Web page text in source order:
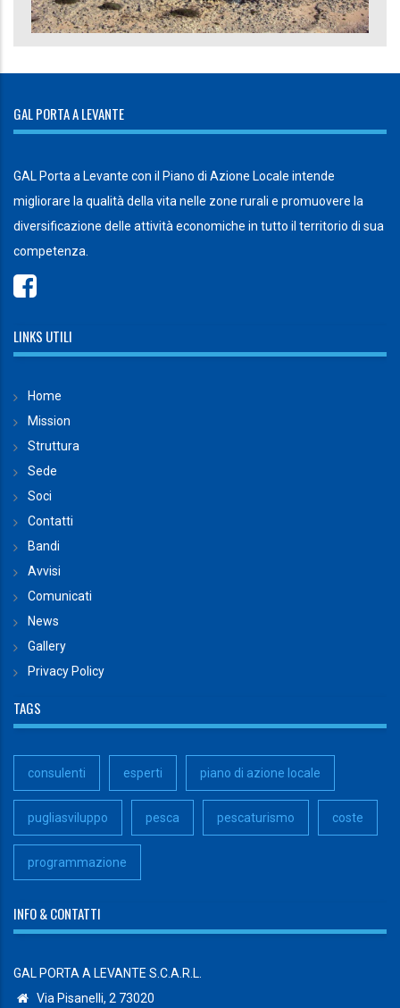
GAL PORTA A LEVANTE
GAL Porta a Levante con il Piano di Azione Locale intende
migliorare la qualità della vita nelle zone rurali e promuovere la
diversificazione delle attività economiche in tutto il territorio di sua
competenza.
LINKS UTILI
Home
Mission
Struttura
Sede
Soci
Contatti
Bandi
Avvisi
Comunicati
News
Gallery
Privacy Policy
TAGS
consulenti esperti piano di azione locale
pugliasviluppo pesca pescaturismo coste
programmazione
INFO & CONTATTI
GAL PORTA A LEVANTE S.C.A.R.L.
Via Pisanelli, 2 73020